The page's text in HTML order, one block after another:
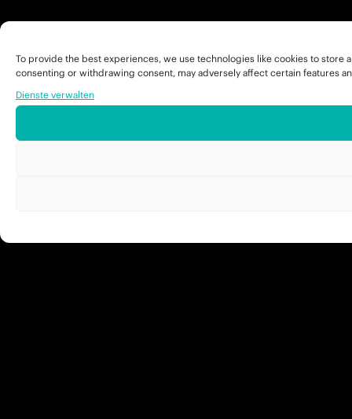
To provide the best experiences, we use technologies like cookies to
consenting or withdrawing consent, may adversely affect certain features
Dienste verwalten